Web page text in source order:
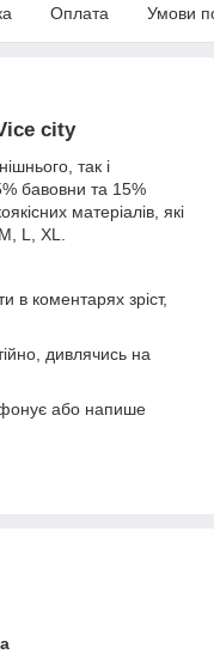
Оплата Умови
city
так і
бавовни та 15%
матеріалів, які
L, XL.
в коментарях зріст,
дивлячись на
або напише